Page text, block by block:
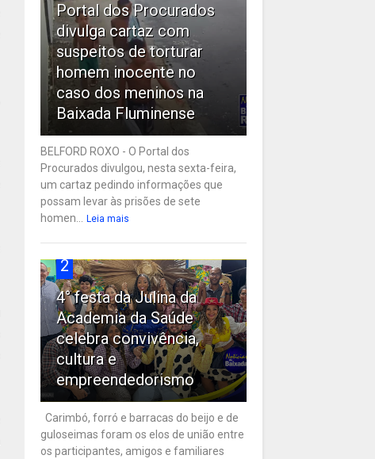
Portal dos Procurados
divulga cartaz com
suspeitos de torturar
homem inocente no
caso dos meninos na
Baixada Fluminense
BELFORD ROXO - O Portal dos
Procurados divulgou, nesta sexta-feira,
um cartaz pedindo informações que
possam levar às prisões de sete
homen... Leia mais
2
4° festa da Julina da
Academia da Saúde
celebra convivência,
cultura e
empreendedorismo
Carimbó, forró e barracas do beijo e de
guloseimas foram os elos de união entre
os participantes, amigos e familiares